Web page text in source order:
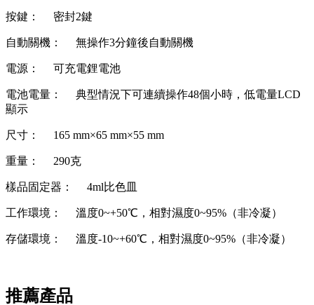
按鍵： 密封2鍵
自動關機： 無操作3分鐘後自動關機
電源： 可充電鋰電池
電池電量： 典型情況下可連續操作48個小時，低電量LCD
顯示
尺寸： 165 mm×65 mm×55 mm
重量： 290克
樣品固定器： 4ml比色皿
工作環境： 溫度0~+50℃，相對濕度0~95%（非冷凝）
存儲環境： 溫度-10~+60℃，相對濕度0~95%（非冷凝）
推薦產品